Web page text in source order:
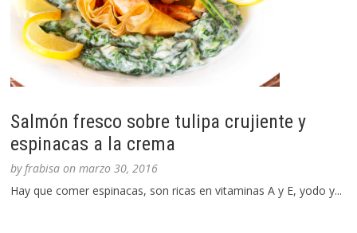
Salmón fresco sobre tulipa crujiente y
espinacas a la crema
byfrabisa onmarzo 30, 2016
Hay que comer espinacas, son ricas en vitaminas A y E, yodo y...